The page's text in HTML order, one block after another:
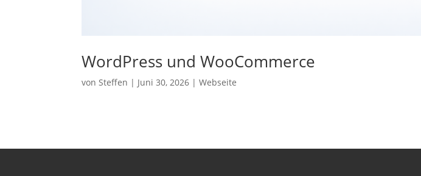
WordPress und WooCommerce
vonSteffen | Juni 30, 2026 |Webseite